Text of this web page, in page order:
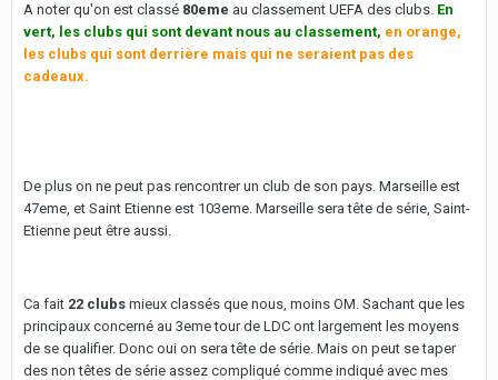
A noter qu'on est classé 80eme au classement UEFA des clubs. En
vert, les clubs qui sont devant nous au classement, en orange,
les clubs qui sont derrière mais qui ne seraient pas des
cadeaux.
De plus on ne peut pas rencontrer un club de son pays. Marseille est
47eme, et Saint Etienne est 103eme. Marseille sera tête de série, Saint-
Etienne peut être aussi.
Ca fait 22 clubs mieux classés que nous, moins OM. Sachant que les
principaux concerné au 3eme tour de LDC ont largement les moyens
de se qualifier. Donc oui on sera tête de série. Mais on peut se taper
des non têtes de série assez compliqué comme indiqué avec mes